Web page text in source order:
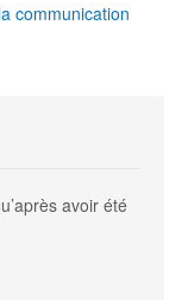
communication
avoir été